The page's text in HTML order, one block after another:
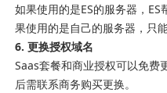
如果使用的是ES的服务器，
果使用的是自己的服务器，只
6. 更换授权域名
Saas套餐和商业授权可以免费
后需联系商务购买更换。